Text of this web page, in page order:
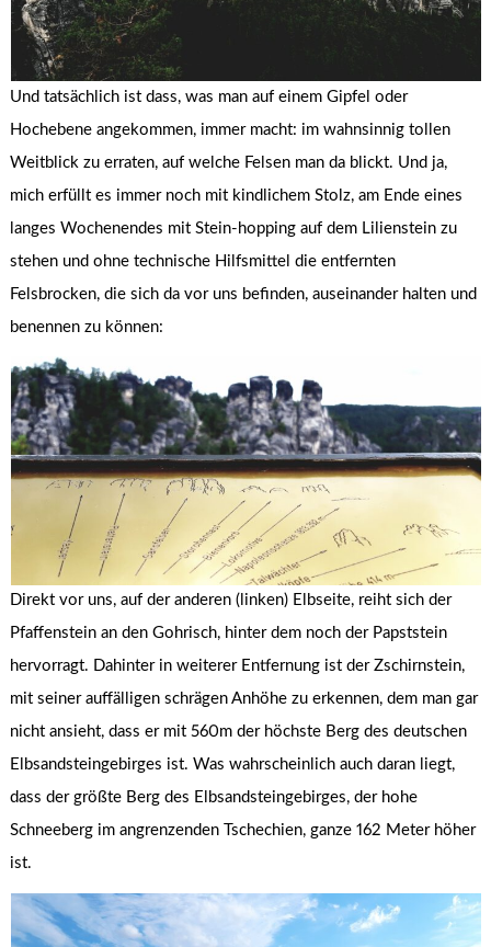
Und tatsächlich ist dass, was man auf einem Gipfel oder
Hochebene angekommen, immer macht: im wahnsinnig tollen
Weitblick zu erraten, auf welche Felsen man da blickt. Und ja,
mich erfüllt es immer noch mit kindlichem Stolz, am Ende eines
langes Wochenendes mit Stein-hopping auf dem Lilienstein zu
stehen und ohne technische Hilfsmittel die entfernten
Felsbrocken, die sich da vor uns befinden, auseinander halten und
benennen zu können:
Direkt vor uns, auf der anderen (linken) Elbseite, reiht sich der
Pfaffenstein an den Gohrisch, hinter dem noch der Papststein
hervorragt. Dahinter in weiterer Entfernung ist der Zschirnstein,
mit seiner auffälligen schrägen Anhöhe zu erkennen, dem man gar
nicht ansieht, dass er mit 560m der höchste Berg des deutschen
Elbsandsteingebirges ist. Was wahrscheinlich auch daran liegt,
dass der größte Berg des Elbsandsteingebirges, der hohe
Schneeberg im angrenzenden Tschechien, ganze 162 Meter höher
ist.